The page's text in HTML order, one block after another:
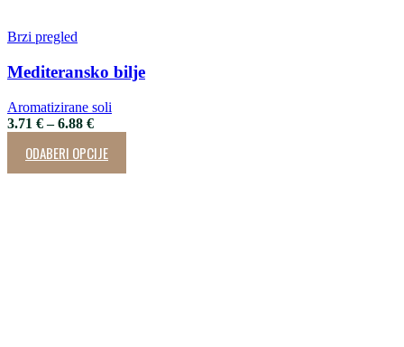
Brzi pregled
Mediteransko bilje
Aromatizirane soli
3.71 € – 6.88 €
ODABERI OPCIJE